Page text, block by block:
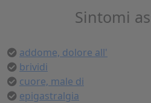
Sintomi
addome, dolore all'
brividi
cuore, male di
epigastralgia